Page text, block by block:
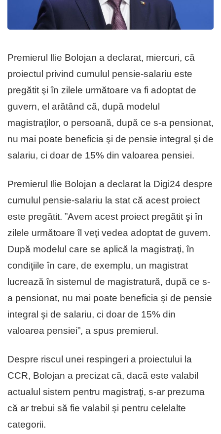
Premierul Ilie Bolojan a declarat, miercuri, că
proiectul privind cumulul pensie-salariu este
pregătit şi în zilele următoare va fi adoptat de
guvern, el arătând că, după modelul
magistraţilor, o persoană, după ce s-a pensionat,
nu mai poate beneficia şi de pensie integral şi de
salariu, ci doar de 15% din valoarea pensiei.
Premierul Ilie Bolojan a declarat la Digi24 despre
cumulul pensie-salariu la stat că acest proiect
este pregătit. ”Avem acest proiect pregătit şi în
zilele următoare îl veţi vedea adoptat de guvern.
După modelul care se aplică la magistraţi, în
condiţiile în care, de exemplu, un magistrat
lucrează în sistemul de magistratură, după ce s-
a pensionat, nu mai poate beneficia şi de pensie
integral şi de salariu, ci doar de 15% din
valoarea pensiei”, a spus premierul.
Despre riscul unei respingeri a proiectului la
CCR, Bolojan a precizat că, dacă este valabil
actualul sistem pentru magistraţi, s-ar prezuma
că ar trebui să fie valabil şi pentru celelalte
categorii.